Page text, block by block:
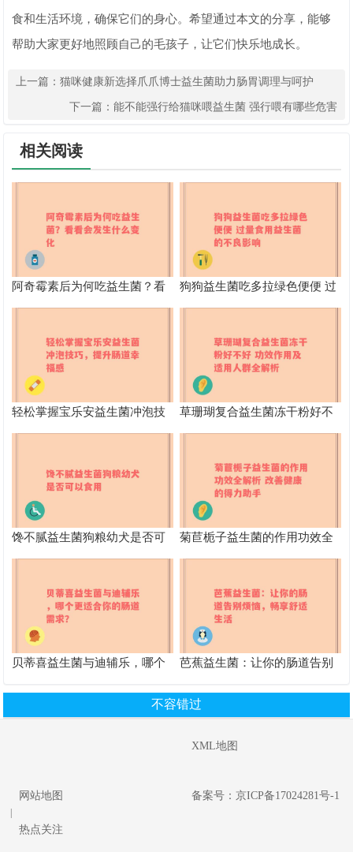
食和生活环境，确保它们的身心。希望通过本文的分享，能够
帮助大家更好地照顾自己的毛孩子，让它们快乐地成长。
上一篇：猫咪健康新选择爪爪博士益生菌助力肠胃调理与呵护
下一篇： 能不能强行给猫咪喂益生菌 强行喂有哪些危害
相关阅读
阿奇霉素后为何吃益生菌？看
看会发生什么变化
狗狗益生菌吃多拉绿色便便 过
量食用益生菌的不良影响
轻松掌握宝乐安益生菌冲泡技
巧，提升肠道幸福感
草珊瑚复合益生菌冻干粉好不
好 功效作用及适用人群全解析
馋不腻益生菌狗粮幼犬是否可
以食用
菊苣栀子益生菌的作用功效全
解析 改善健康的得力助手
贝蒂喜益生菌与迪辅乐，哪个
芭蕉益生菌：让你的肠道告别
不容错过
XML地图
网站地图
热点关注
备案号：京ICP备17024281号-1